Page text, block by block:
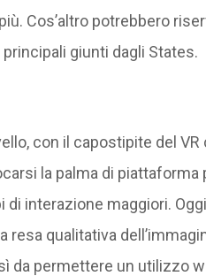
Cos’altro potrebbero
giunti dagli States.
con il capostipite del VR
la palma di piattaforma
di interazione maggiori.
resa qualitativa
da permettere un utilizzo